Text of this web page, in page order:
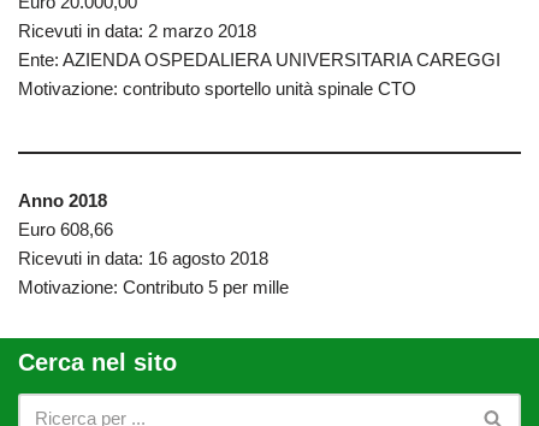
Ricevuti in data: 2 marzo 2018
Ente: AZIENDA OSPEDALIERA UNIVERSITARIA CAREGGI
Motivazione: contributo sportello unità spinale CTO
Anno 2018
Euro 608,66
Ricevuti in data: 16 agosto 2018
Motivazione: Contributo 5 per mille
Cerca nel sito